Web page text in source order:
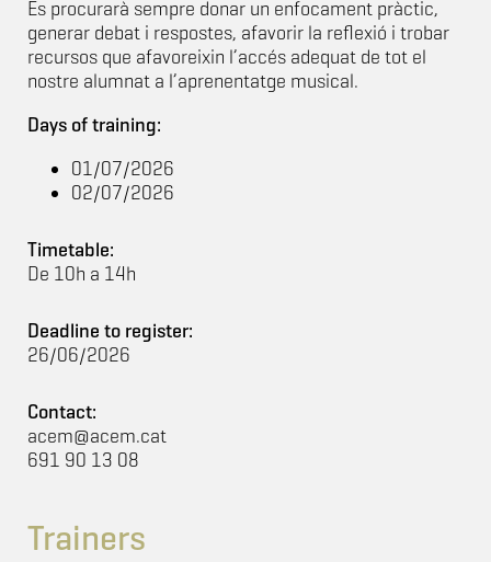
Es procurarà sempre donar un enfocament pràctic,
generar debat i respostes, afavorir la reflexió i trobar
recursos que afavoreixin l’accés adequat de tot el
nostre alumnat a l’aprenentatge musical.
Days of training:
01/07/2026
02/07/2026
Timetable:
De 10h a 14h
Deadline to register:
26/06/2026
Contact:
acem@acem.cat
691 90 13 08
Trainers